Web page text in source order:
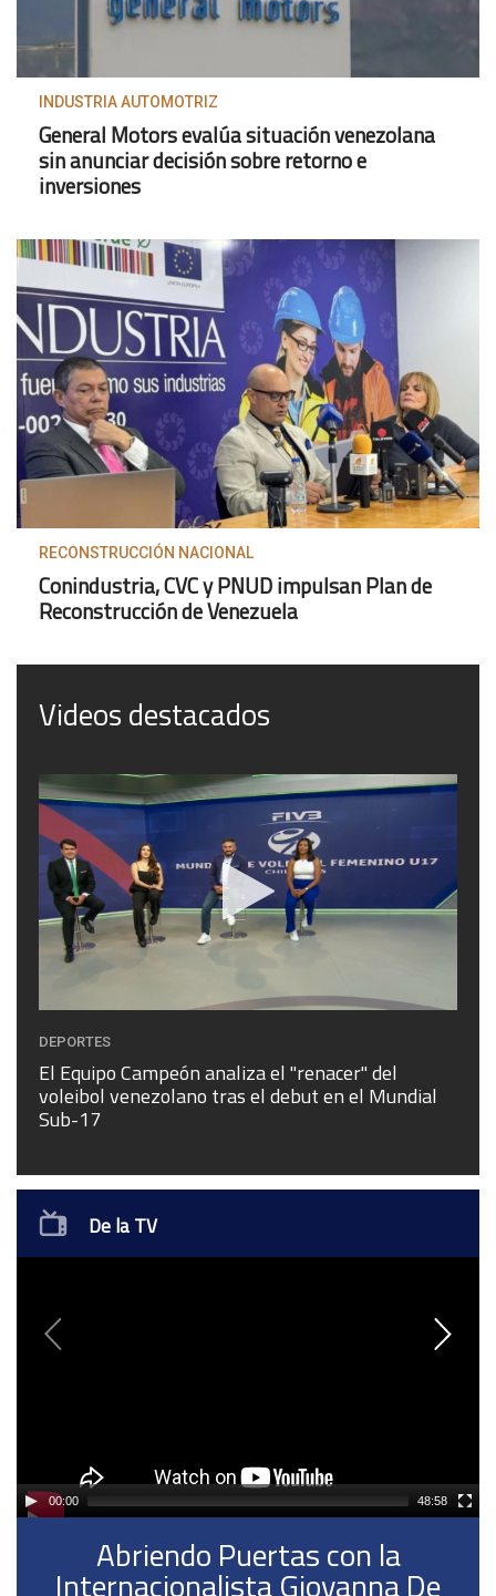
INDUSTRIA AUTOMOTRIZ
General Motors evalúa situación venezolana
sin anunciar decisión sobre retorno e
inversiones
RECONSTRUCCIÓN NACIONAL
Conindustria, CVC y PNUD impulsan Plan de
Reconstrucción de Venezuela
Videos destacados
DEPORTES
El Equipo Campeón analiza el "renacer" del
voleibol venezolano tras el debut en el Mundial
Sub-17
De la TV
00:00 48:58
Abriendo Puertas con la
Internacionalista Giovanna De